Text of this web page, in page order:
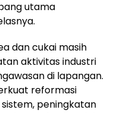
utama
dan cukai masih
aktivitas industri
di lapangan.
reformasi
peningkatan